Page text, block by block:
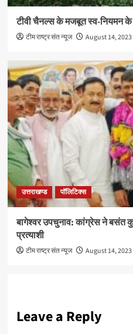
टीवी चैनल्स के मजबूत स्व-नियमन के
टीम राष्ट्र संत न्यूज August 14, 2023
उत्तराखण्ड पॉलिटिक्स
बागेश्वर उपचुनाव: कांग्रेस ने बसंत
प्रत्याशी
टीम राष्ट्र संत न्यूज August 14, 2023
Leave a Reply